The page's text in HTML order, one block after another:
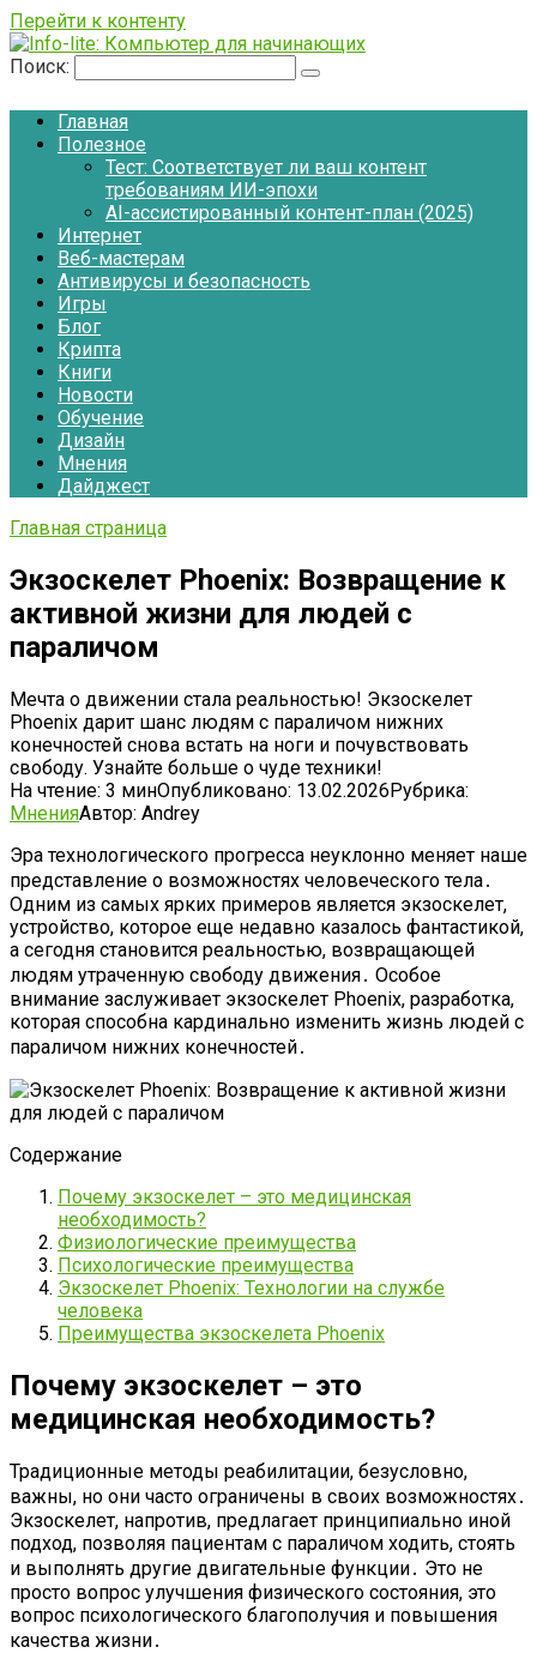
Перейти к контенту
Поиск:
Главная
Полезное
Тест: Соответствует ли ваш контент
требованиям ИИ-эпохи
AI-ассистированный контент-план (2025)
Интернет
Веб-мастерам
Антивирусы и безопасность
Игры
Блог
Крипта
Книги
Новости
Обучение
Дизайн
Мнения
Дайджест
Главная страница
Экзоскелет Phoenix: Возвращение к
активной жизни для людей с
параличом
Мечта о движении стала реальностью! Экзоскелет
Phoenix дарит шанс людям с параличом нижних
конечностей снова встать на ноги и почувствовать
свободу. Узнайте больше о чуде техники!
На чтение: 3 минОпубликовано: 13.02.2026Рубрика:
МненияАвтор: Andrey
Эра технологического прогресса неуклонно меняет наше
представление о возможностях человеческого тела․
Одним из самых ярких примеров является экзоскелет,
устройство, которое еще недавно казалось фантастикой,
а сегодня становится реальностью, возвращающей
людям утраченную свободу движения․ Особое
внимание заслуживает экзоскелет Phoenix, разработка,
которая способна кардинально изменить жизнь людей с
параличом нижних конечностей․
Содержание
Почему экзоскелет – это медицинская
необходимость?
Физиологические преимущества
Психологические преимущества
Экзоскелет Phoenix: Технологии на службе
человека
Преимущества экзоскелета Phoenix
Почему экзоскелет – это
медицинская необходимость?
Традиционные методы реабилитации, безусловно,
важны, но они часто ограничены в своих возможностях․
Экзоскелет, напротив, предлагает принципиально иной
подход, позволяя пациентам с параличом ходить, стоять
и выполнять другие двигательные функции․ Это не
просто вопрос улучшения физического состояния, это
вопрос психологического благополучия и повышения
качества жизни․